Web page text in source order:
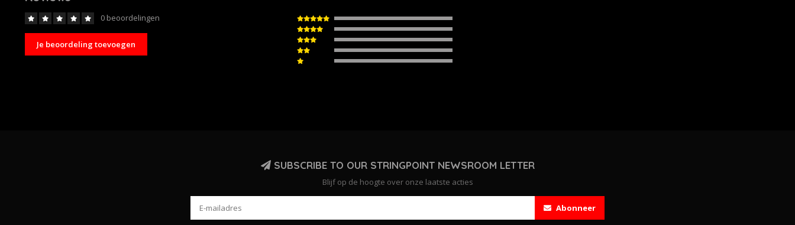
0 beoordelingen
Je beoordeling toevoegen
SUBSCRIBE TO OUR STRINGPOINT NEWSROOM LETTER
Blijf op de hoogte over onze laatste acties
Abonneer